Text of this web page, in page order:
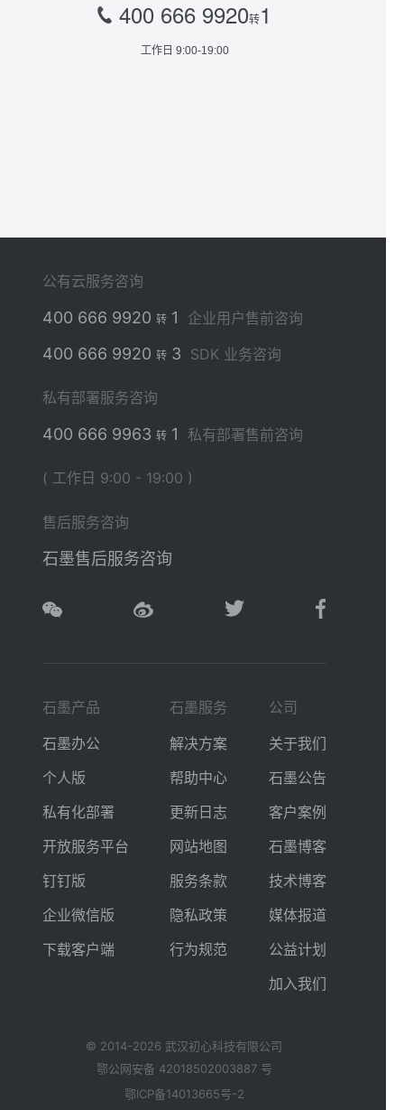
400 666 9920转1
工作日 9:00-19:00
公有云服务咨询
400 666 9920 转1 企业用户售前咨询
400 666 9920 转3 SDK 业务咨询
私有部署服务咨询
400 666 9963 转1 私有部署售前咨询
( 工作日 9:00 - 19:00 )
售后服务咨询
石墨售后服务咨询
石墨产品
石墨办公
个人版
私有化部署
开放服务平台
钉钉版
企业微信版
下载客户端
石墨服务
解决方案
帮助中心
更新日志
网站地图
服务条款
隐私政策
行为规范
公司
关于我们
石墨公告
客户案例
石墨博客
技术博客
媒体报道
公益计划
加入我们
© 2014-2026 武汉初心科技有限公司
鄂公网安备 42018502003887号
鄂ICP备14013665号-2